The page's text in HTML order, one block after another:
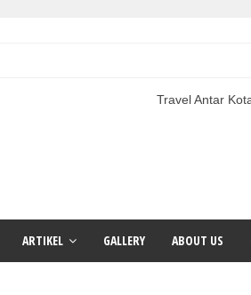
Travel Antar Kota
ARTIKEL GALLERY ABOUT US